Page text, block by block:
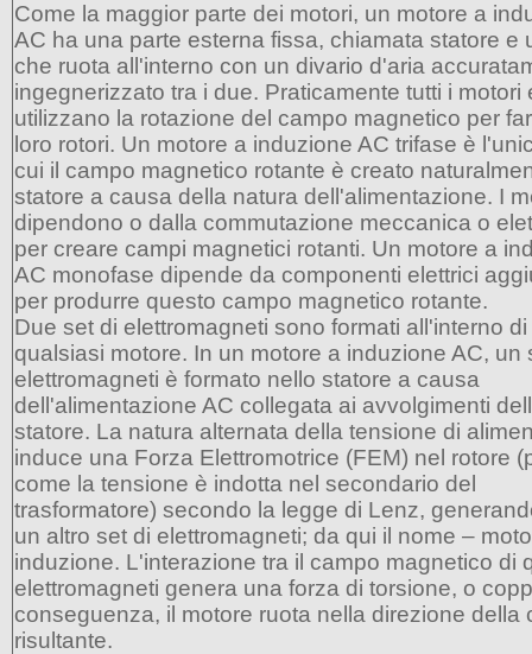
Come la maggior parte dei motori, un motore a
AC ha una parte esterna fissa, chiamata statore e
che ruota all'interno con un divario d'aria
ingegnerizzato tra i due. Praticamente tutti i motori
utilizzano la rotazione del campo magnetico per
loro rotori. Un motore a induzione AC trifase è
cui il campo magnetico rotante è creato
statore a causa della natura dell'alimentazione. I
dipendono o dalla commutazione meccanica o
per creare campi magnetici rotanti. Un motore a
AC monofase dipende da componenti elettrici
per produrre questo campo magnetico rotante.
Due set di elettromagneti sono formati all'interno di
qualsiasi motore. In un motore a induzione AC, un
elettromagneti è formato nello statore a causa
dell'alimentazione AC collegata ai avvolgimenti
statore. La natura alternata della tensione di
induce una Forza Elettromotrice (FEM) nel rotore
come la tensione è indotta nel secondario del
trasformatore) secondo la legge di Lenz,
un altro set di elettromagneti; da qui il nome –
induzione. L'interazione tra il campo magnetico di
elettromagneti genera una forza di torsione, o
conseguenza, il motore ruota nella direzione della
risultante.